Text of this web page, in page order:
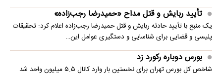
تأیید ربایش و قتل مداح «حمیدرضا رجب‌زاده»
یک منبع با تأیید حادثه ربایش و قتل حمیدرضا رجب‌زاده اعلام کرد: تحقیقات
پلیسی و قضایی برای شناسایی و دستگیری عوامل این…
بورس دوباره رکورد زد
شاخص کل بورس تهران برای نخستین ‌بار وارد کانال ۵.۵ میلیون واحد شد